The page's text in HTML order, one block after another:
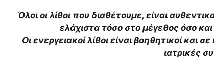
Όλοι οι λίθοι που διαθέτουμε, είναι
ελάχιστα τόσο στο μέγεθος όσο
Οι ενεργειακοί λίθοι είναι βοηθητικοί και
ιατρικές